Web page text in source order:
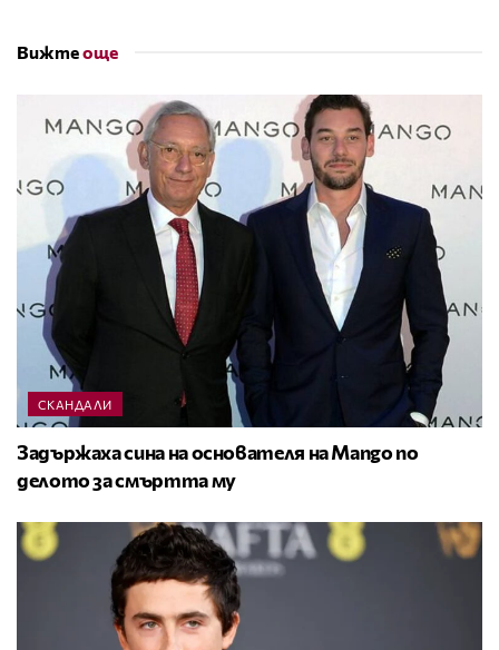
Вижтеоще
СКАНДАЛИ
Задържаха сина на основателя на Mango по
делото за смъртта му